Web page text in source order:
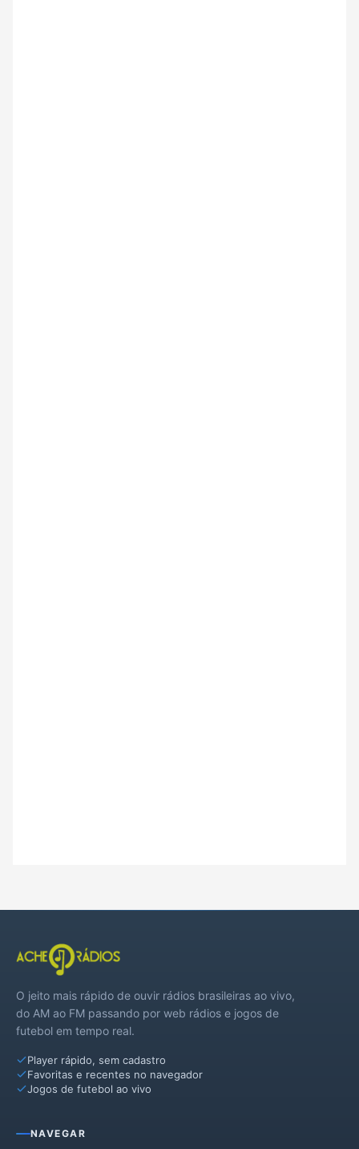
O jeito mais rápido de ouvir rádios brasileiras ao vivo,
do AM ao FM passando por web rádios e jogos de
futebol em tempo real.
Player rápido, sem cadastro
Favoritas e recentes no navegador
Jogos de futebol ao vivo
NAVEGAR